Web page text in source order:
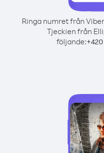
Ringa numret från
Tjeckien från
följande:+420